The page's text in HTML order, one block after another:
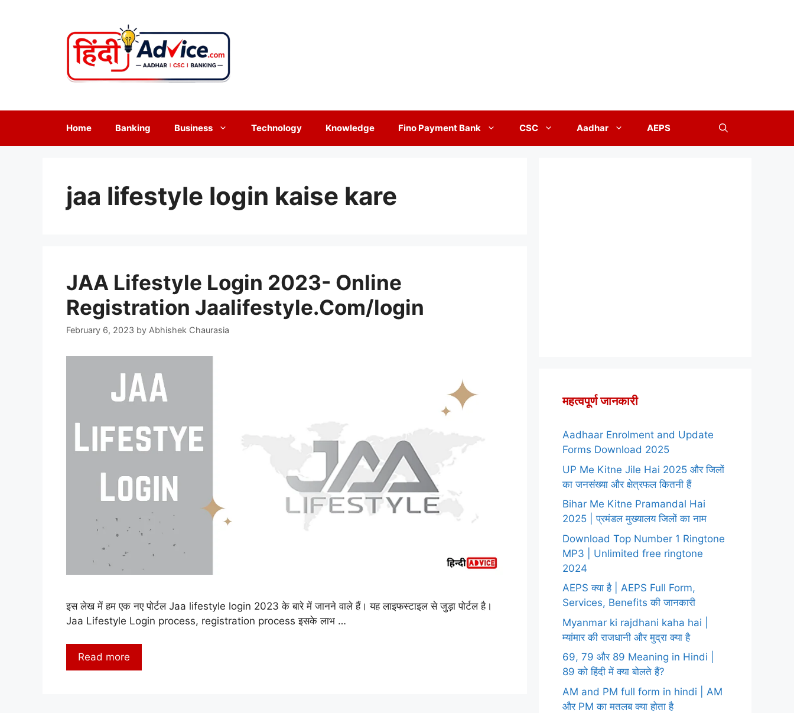
Home Banking Business Technology Knowledge Fino Payment Bank CSC Aadhar AEPS
jaa lifestyle login kaise kare
JAA Lifestyle Login 2023- Online
Registration Jaalifestyle.Com/login
February 6, 2023 by Abhishek Chaurasia
इस लेख में हम एक नए पोर्टल Jaa lifestyle login 2023 के बारे में जानने वाले हैं। यह लाइफस्टाइल से जुड़ा पोर्टल है।
Jaa Lifestyle Login process, registration process इसके लाभ …
Read more
महत्वपूर्ण जानकारी
Aadhaar Enrolment and Update
Forms Download 2025
UP Me Kitne Jile Hai 2025 और जिलों
का जनसंख्या और क्षेत्रफल कितनी हैं
Bihar Me Kitne Pramandal Hai
2025 | प्रमंडल मुख्यालय जिलों का नाम
Download Top Number 1 Ringtone
MP3 | Unlimited free ringtone
2024
AEPS क्या है | AEPS Full Form,
Services, Benefits की जानकारी
Myanmar ki rajdhani kaha hai |
म्यांमार की राजधानी और मुद्रा क्या है
69, 79 और 89 Meaning in Hindi |
89 को हिंदी में क्या बोलते हैं?
AM and PM full form in hindi | AM
और PM का मतलब क्या होता है